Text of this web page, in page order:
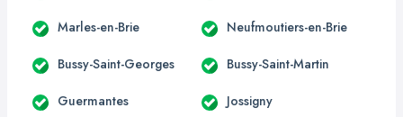
Marles-en-Brie Neufmoutiers-en-Brie
Bussy-Saint-Georges Bussy-Saint-Martin
Guermantes Jossigny